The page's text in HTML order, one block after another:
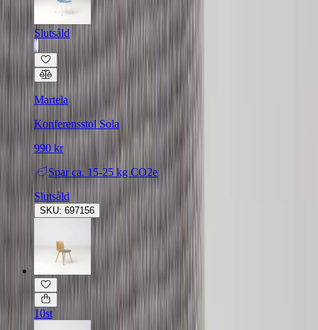
Slutsåld
Martela
Konferensstol Sola
990 kr
Spar ca. 15-25 kg CO2e
Slutsåld
SKU: 697156
10st